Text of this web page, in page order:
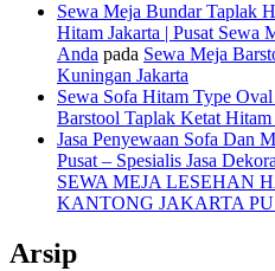
Sewa Meja Bundar Taplak
Hitam Jakarta | Pusat
Anda pada Sewa Meja
Kuningan Jakarta
Sewa Sofa Hitam Type Oval
Barstool Taplak Ketat
Jasa Penyewaan Sofa Dan
Pusat – Spesialis Jasa
SEWA MEJA LESEHAN
KANTONG JAKARTA
Arsip